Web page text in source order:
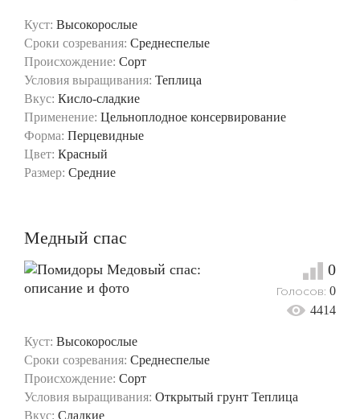
Куст: Высокорослые
Сроки созревания: Среднеспелые
Происхождение: Сорт
Условия выращивания: Теплица
Вкус: Кисло-сладкие
Применение: Цельноплодное консервирование
Форма: Перцевидные
Цвет: Красный
Размер: Средние
Медный спас
Куст: Высокорослые
Сроки созревания: Среднеспелые
Происхождение: Сорт
Условия выращивания: Открытый грунт Теплица
Вкус: Сладкие
0
Голосов: 0
4414